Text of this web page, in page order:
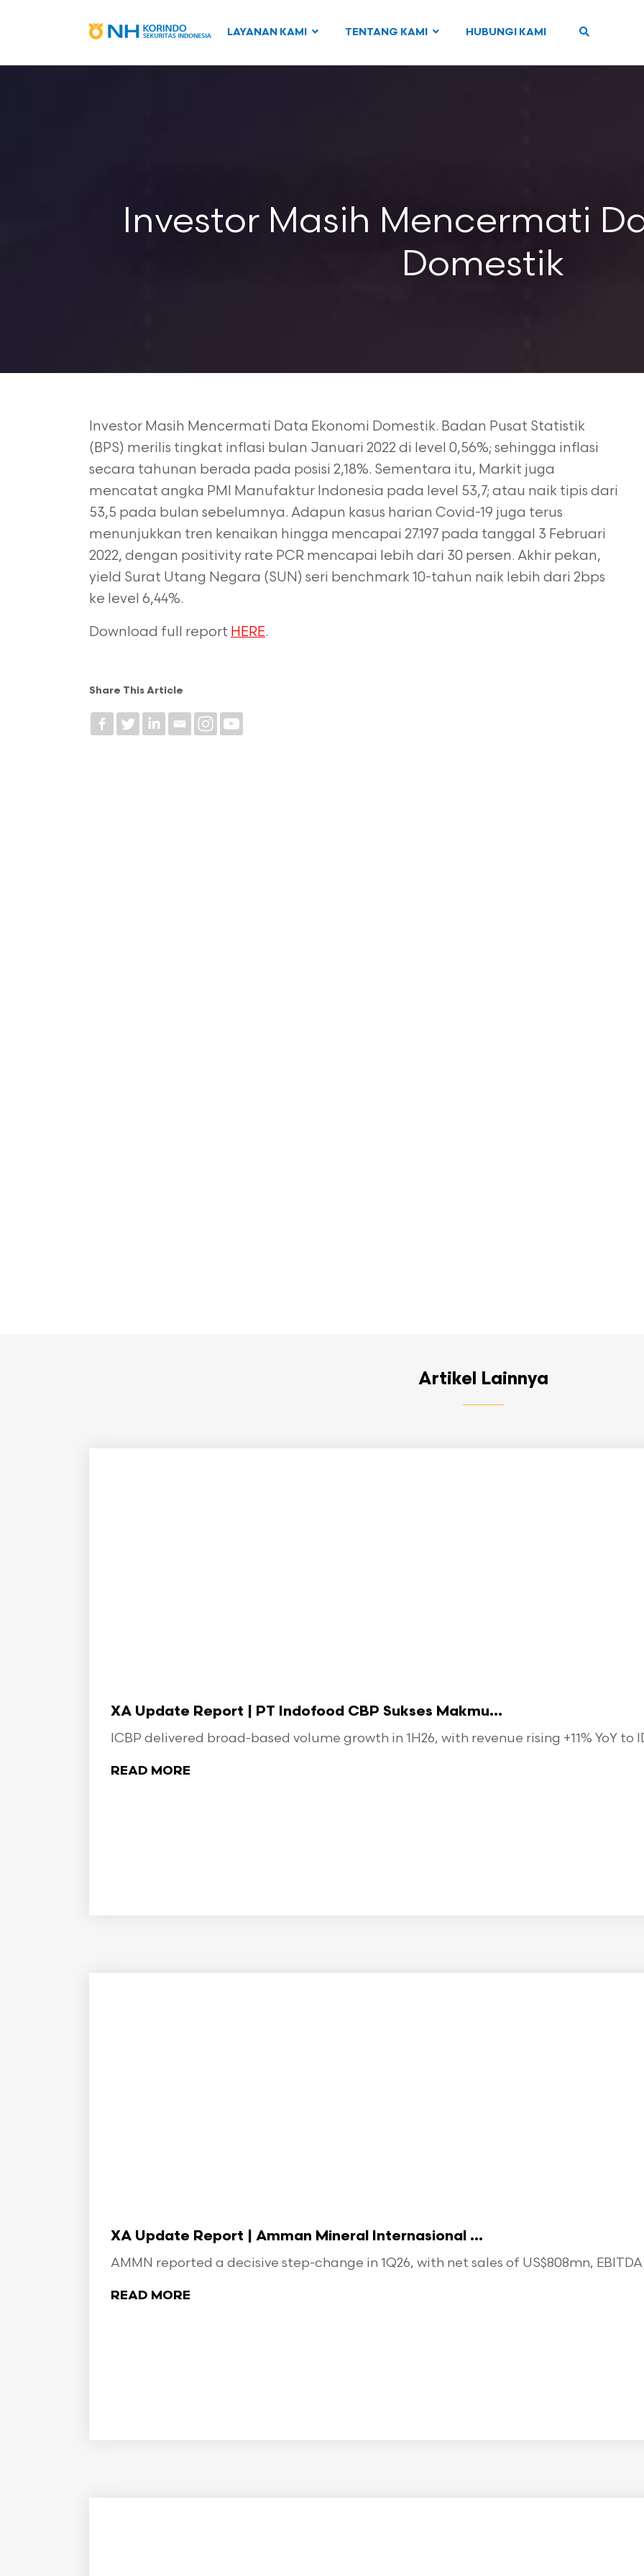
LAYANAN KAMI TENTANG KAMI HUBUNGI KAMI
Investor Masih Mencermati
Domestik
Investor Masih Mencermati Data Ekonomi Domestik. Badan Pusat Statistik
(BPS) merilis tingkat inflasi bulan Januari 2022 di level 0,56%; sehingga inflasi
secara tahunan berada pada posisi 2,18%. Sementara itu, Markit juga
mencatat angka PMI Manufaktur Indonesia pada level 53,7; atau naik tipis dari
53,5 pada bulan sebelumnya. Adapun kasus harian Covid-19 juga terus
menunjukkan tren kenaikan hingga mencapai 27.197 pada tanggal 3 Februari
2022, dengan positivity rate PCR mencapai lebih dari 30 persen. Akhir pekan,
yield Surat Utang Negara (SUN) seri benchmark 10-tahun naik lebih dari 2bps
ke level 6,44%.
Download full report HERE.
Share This Article
Artikel Lainnya
XA Update Report | PT Indofood CBP Sukses Makmu...
ICBP delivered broad-based volume growth in 1H26, with revenue rising +11% YoY to
READ MORE
XA Update Report | Amman Mineral Internasional ...
AMMN reported a decisive step-change in 1Q26, with net sales of US$808mn, EBITDA
READ MORE